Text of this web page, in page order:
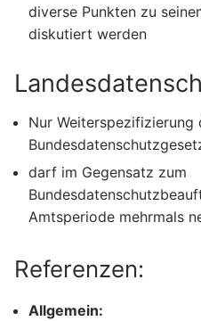
diverse Punkten zu
diskutiert werden
Nur Weiterspezifizierung
darf im Gegensatz zum
Amtsperiode mehrmals
Referenzen:
Allgemein: